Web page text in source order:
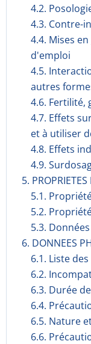
4.2.
4.3. Contre-
4.4. Mises
d'emploi
4.5.
autres
4.6. Fertilité,
4.7. Effets
et à utiliser
4.8. Effets
4.9.
5.
5.1.
5.2.
5.3.
6. DONNEES
6.1. Liste
6.2.
6.3. Durée
6.4.
6.5. Nature
6.6.